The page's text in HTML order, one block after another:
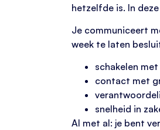
hetzelfde is. In
Je communiceert
week te laten
schakelen
contact met
snelheid in
Al met al: je bent